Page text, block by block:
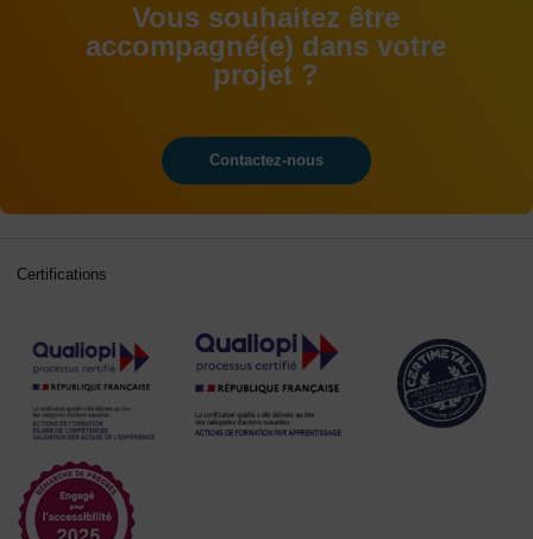
Vous souhaitez être
accompagné(e) dans votre
projet ?
Contactez-nous
Certifications